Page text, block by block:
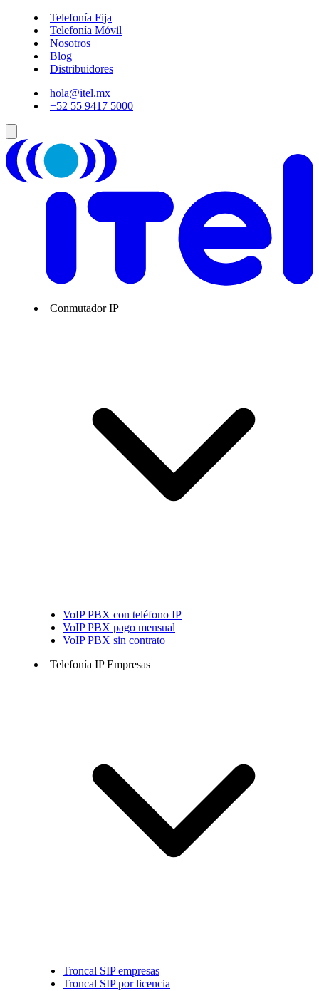
Telefonía Fija
Telefonía Móvil
Nosotros
Blog
Distribuidores
hola@itel.mx
+52 55 9417 5000
Conmutador IP
VoIP PBX con teléfono IP
VoIP PBX pago mensual
VoIP PBX sin contrato
Telefonía IP Empresas
Troncal SIP empresas
Troncal SIP por licencia